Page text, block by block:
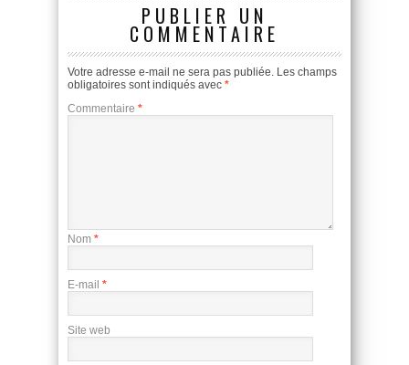
PUBLIER UN
COMMENTAIRE
Votre adresse e-mail ne sera pas publiée. Les champs
obligatoires sont indiqués avec *
Commentaire *
Nom *
E-mail *
Site web